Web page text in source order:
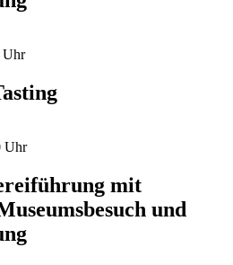
Uhr
Uhr
mit
und